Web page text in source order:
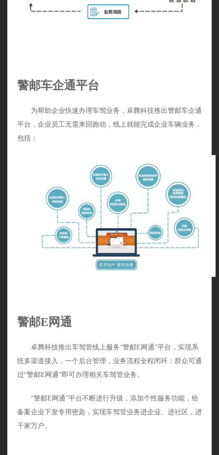
警邮车企通平台
为帮助企业快速办理车驾业务，卓腾科技推出警邮车企通
平台，企业员工无需来回跑动，线上就能完成企业车辆业务，
包括：
警邮E网通
卓腾科技推出车驾管线上服务“警邮E网通”平台，实现系
统多渠道接入，一个后台管理，业务流程全程闭环：群众可通
过“警邮E网通”即可办理相关车驾管业务。
“警邮E网通”平台不断进行升级，添加个性服务功能，给
备案企业下发专用密匙，实现车驾管业务进企业、进社区，进
千家万户。